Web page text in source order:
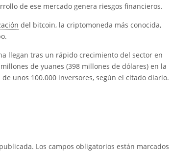
de ese mercado genera riesgos financieros.
del bitcoin, la criptomoneda más conocida,
llegan tras un rápido crecimiento del sector en
de yuanes (398 millones de dólares) en la
unos 100.000 inversores, según el citado diario.
Los campos obligatorios están marcados